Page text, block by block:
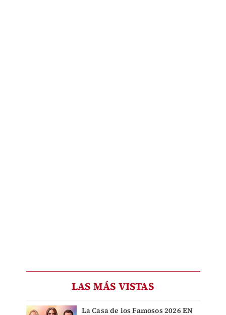
LAS MÁS VISTAS
La Casa de los Famosos 2026 EN